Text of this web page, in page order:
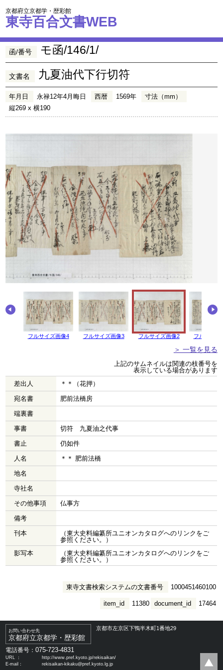
京都府立京都学・歴彩館
東寺百合文書WEB
函/番号 モ函/146/1/
文書名 九夏油代下行切符
年月日 永禄12年4月晦日 西暦 1569年
寸法（mm）
縦269 x 横190
フルサイズ画像4 フルサイズ画像3 フルサイズ画像2 フルサイズ
＞ 一覧を見る
上記のサムネイルは関連の枝番号を
表示している場合があります
差出人
＊＊（花押）
宛名書
肥前法橋房
端裏書
事書
切符 九夏油之代事
書止
仍如件
人名
＊＊ 肥前法橋
地名
寺社名
その他事項
仏事方
備考
刊本
（東大史料編纂所ユニオンカタログへのリンクをご
参照ください。）
影写本
（東大史料編纂所ユニオンカタログへのリンクをご
参照ください。）
東寺文書検索システムの文書番号 1000451460100
document_id 17464
item_id 11380
お問い合わせ先
京都府立京都学・歴彩館
京都市左京区下鴨半木町1番地29
電話番号：075-723-4831
URL ：
http://www.pref.kyoto.jp/rekisaikan/
E-mail：
rekisaikan-kikaku@pref.kyoto.lg.jp